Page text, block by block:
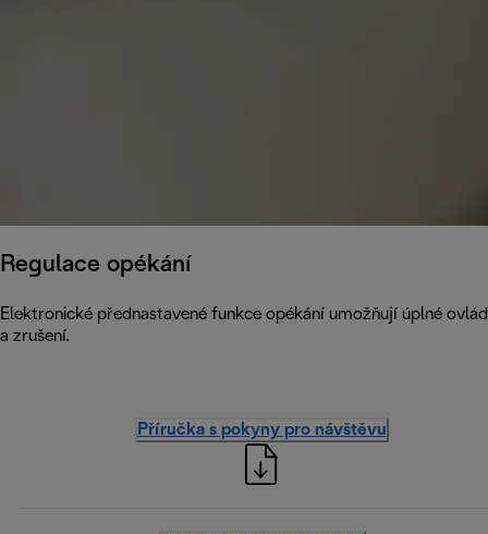
Regulace opékání
Elektronické přednastavené funkce opékání umožňují úplné
a zrušení.
Příručka s pokyny pro návštěvu